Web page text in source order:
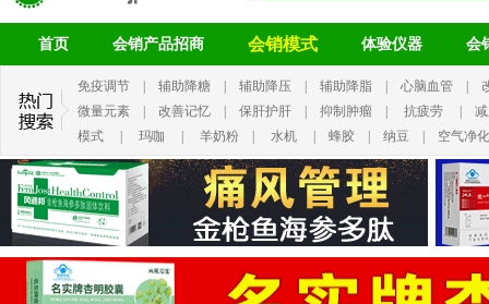
首页 会销产品招商 会销模式 体验仪器 会
免疫调节 辅助降糖 辅助降压 辅助降脂 心脑血管
微量元素
改善记忆 保肝护肝 抑制肿瘤 抗疲劳
模式
玛咖 羊奶粉 水机 蜂胶 纳豆 空气净